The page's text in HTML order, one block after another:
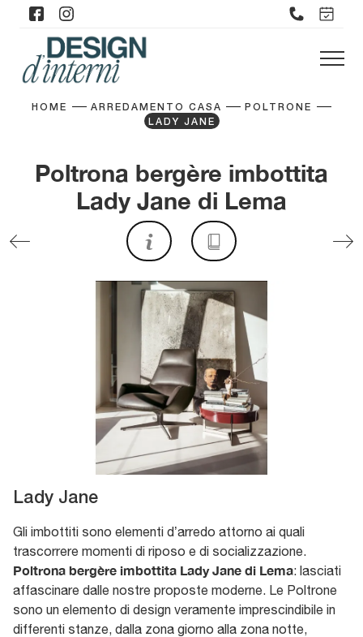
HOME ARREDAMENTO CASA
POLTRONE
LADY JANE
Poltrona bergère imbottita
Lady Jane di Lema
Lady Jane
Gli imbottiti sono elementi d’arredo attorno ai quali
trascorrere momenti di riposo e di socializzazione.
Poltrona bergère imbottita Lady Jane di Lema: lasciati
affascinare dalle nostre proposte moderne. Le Poltrone
sono un elemento di design veramente imprescindibile in
differenti stanze, dalla zona giorno alla zona notte,